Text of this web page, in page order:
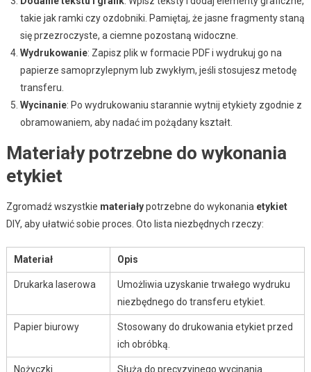
takie jak ramki czy ozdobniki. Pamiętaj, że jasne fragmenty staną
się przezroczyste, a ciemne pozostaną widoczne.
Wydrukowanie: Zapisz plik w formacie PDF i wydrukuj go na
papierze samoprzylepnym lub zwykłym, jeśli stosujesz metodę
transferu.
Wycinanie: Po wydrukowaniu starannie wytnij etykiety zgodnie z
obramowaniem, aby nadać im pożądany kształt.
Materiały potrzebne do wykonania
etykiet
Zgromadź wszystkie materiałypotrzebne do wykonania etykiet
DIY, aby ułatwić sobie proces. Oto lista niezbędnych rzeczy:
Materiał Opis
Drukarka laserowa
Umożliwia uzyskanie trwałego wydruku
niezbędnego do transferu etykiet.
Papier biurowy
Stosowany do drukowania etykiet przed
ich obróbką.
Nożyczki Służą do precyzyjnego wycinania